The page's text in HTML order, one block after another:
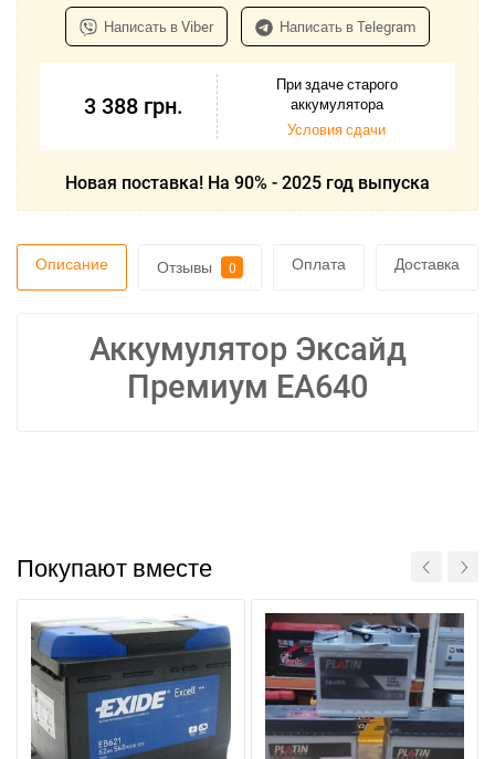
Написать в Viber Написать в Telegram
3 388 грн.
При здаче старого
аккумулятора
Условия сдачи
Новая поставка! На 90% - 2025 год выпуска
Описание Отзывы 0 Оплата Доставка
Аккумулятор Эксайд
Премиум EA640
Покупают вместе